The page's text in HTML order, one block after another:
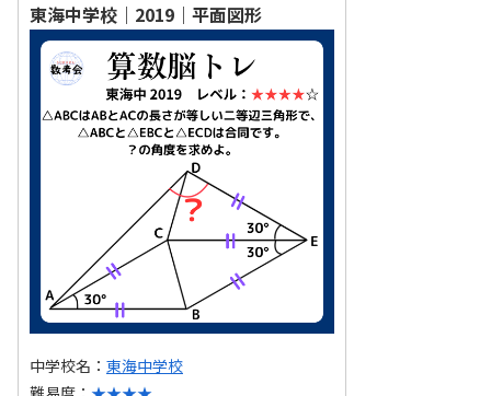
東海中学校｜2019｜平面図形
中学校名： 東海中学校